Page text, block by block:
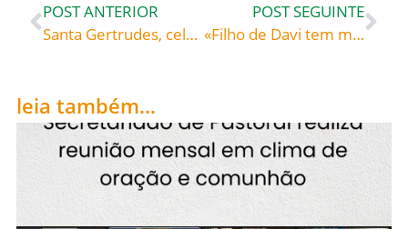
POST ANTERIOR
Santa Gertrudes, celebrada hoje, 16, roga por todos nós!
POST SEGUINTE
«Filho de Davi tem misericórdia de mim!» -Simeão o Novo Teólogo (c. 949-1022), monge grego
leia também...